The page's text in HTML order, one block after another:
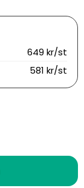
649 kr/st
581 kr/st